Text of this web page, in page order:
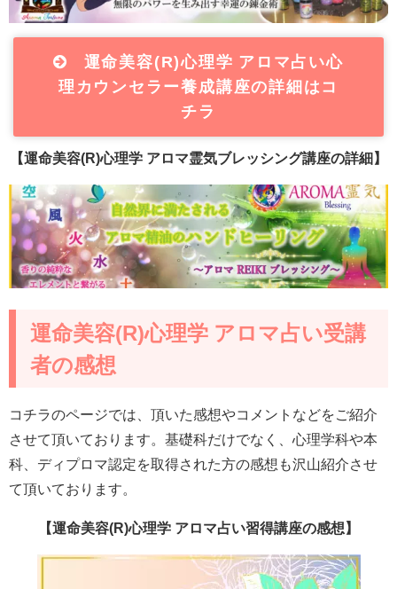
運命美容(R)心理学 アロマ占い心
理カウンセラー養成講座の詳細はコ
チラ
【運命美容(R)心理学 アロマ霊気ブレッシング講座の詳細】
運命美容(R)心理学 アロマ占い受講
者の感想
コチラのページでは、頂いた感想やコメントなどをご紹介
させて頂いております。基礎科だけでなく、心理学科や本
科、ディプロマ認定を取得された方の感想も沢山紹介させ
て頂いております。
【運命美容(R)心理学 アロマ占い習得講座の感想】